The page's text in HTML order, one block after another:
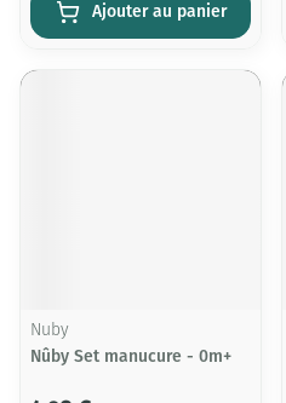
Ajouter au panier
Nuby
Nûby Set manucure - 0m+